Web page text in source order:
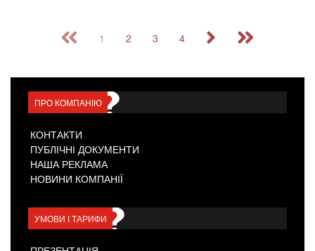
1 2 3 4
ПРО КОМПАНІЮ
КОНТАКТИ
ПУБЛІЧНІ ДОКУМЕНТИ
НАША РЕКЛАМА
НОВИНИ КОМПАНІЇ
УМОВИ І ТАРИФИ